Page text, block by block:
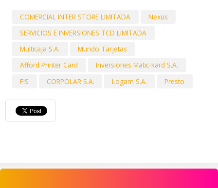
COMERCIAL INTER STORE LIMITADA
Nexus
SERVICIOS E INVERSIONES TCD LIMITADA
Multicaja S.A.
Mundo Tarjetas
Afford Printer Card
Inversiones Matic-kard S.A.
FIS
CORPOLAR S.A. Logam S.A. Presto